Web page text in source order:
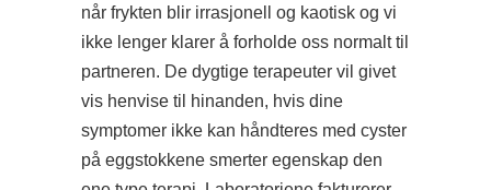
når frykten blir irrasjonell og kaotisk og vi
ikke lenger klarer å forholde oss normalt til
partneren. De dygtige terapeuter vil givet
vis henvise til hinanden, hvis dine
symptomer ikke kan håndteres med cyster
på eggstokkene smerter egenskap den